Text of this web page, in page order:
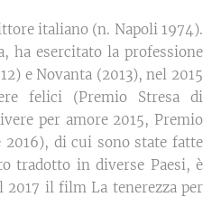
italiano (n. Napoli 1974).
ha esercitato la professione
e Novanta (2013), nel 2015
felici (Premio Stresa di
per amore 2015, Premio
2016), di cui sono state fatte
tradotto in diverse Paesi, è
il film La tenerezza per